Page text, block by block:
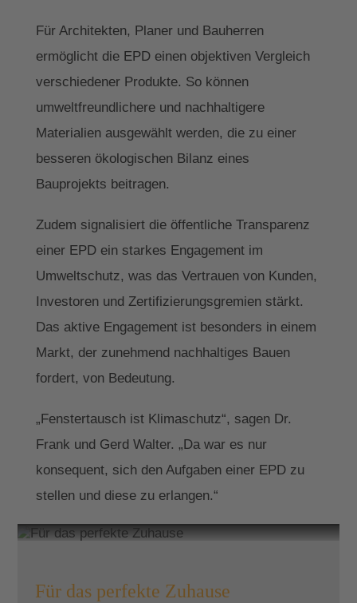
Für Architekten, Planer und Bauherren
ermöglicht die EPD einen objektiven Vergleich
verschiedener Produkte. So können
umweltfreundlichere und nachhaltigere
Materialien ausgewählt werden, die zu einer
besseren ökologischen Bilanz eines
Bauprojekts beitragen.
Zudem signalisiert die öffentliche Transparenz
einer EPD ein starkes Engagement im
Umweltschutz, was das Vertrauen von Kunden,
Investoren und Zertifizierungsgremien stärkt.
Das aktive Engagement ist besonders in einem
Markt, der zunehmend nachhaltiges Bauen
fordert, von Bedeutung.
„Fenstertausch ist Klimaschutz“, sagen Dr.
Frank und Gerd Walter. „Da war es nur
konsequent, sich den Aufgaben einer EPD zu
stellen und diese zu erlangen.“
Für das perfekte Zuhause